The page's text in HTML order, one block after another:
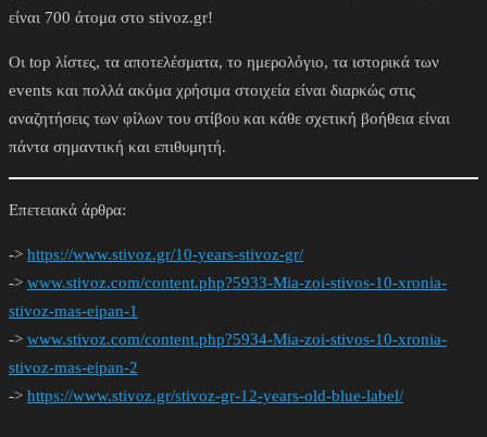
είναι 700 άτομα στο stivoz.gr!
Οι top λίστες, τα αποτελέσματα, το ημερολόγιο, τα ιστορικά των
events και πολλά ακόμα χρήσιμα στοιχεία είναι διαρκώς στις
αναζητήσεις των φίλων του στίβου και κάθε σχετική βοήθεια είναι
πάντα σημαντική και επιθυμητή.
Επετειακά άρθρα:
-> https://www.stivoz.gr/10-years-stivoz-gr/
-> www.stivoz.com/content.php?5933-Mia-zoi-stivos-10-xronia-
stivoz-mas-eipan-1
-> www.stivoz.com/content.php?5934-Mia-zoi-stivos-10-xronia-
stivoz-mas-eipan-2
-> https://www.stivoz.gr/stivoz-gr-12-years-old-blue-label/